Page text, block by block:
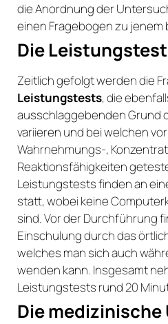
die Anordnung der
einen Fragebogen zu jenem
Die
Zeitlich gefolgt werden die
Leistungstests, die
ausschlaggebenden Grund
variieren und bei welchen
Wahrnehmungs-,
Reaktionsfähigkeiten
Leistungstests finden an
statt, wobei keine
sind. Vor der Durchführung
Einschulung durch das
welches man sich auch
wenden kann. Insgesamt
Leistungstests rund 20
Die